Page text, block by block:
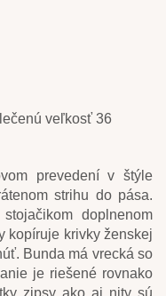
veľkosť 36
prevedení v štýle
strihu do pása.
doplnenom
kopíruje krivky ženskej
Bunda má vrecká so
je riešené rovnako